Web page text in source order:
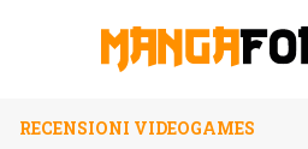
RECENSIONI VIDEOGAMES